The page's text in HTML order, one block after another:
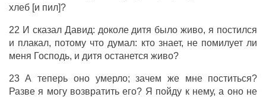
хлеб [и пил]?
22 И сказал Давид: доколе дитя было живо, я постился
и плакал, потому что думал: кто знает, не помилует ли
меня Господь, и дитя останется живо?
23 А теперь оно умерло; зачем же мне поститься?
Разве я могу возвратить его? Я пойду к нему, а оно не